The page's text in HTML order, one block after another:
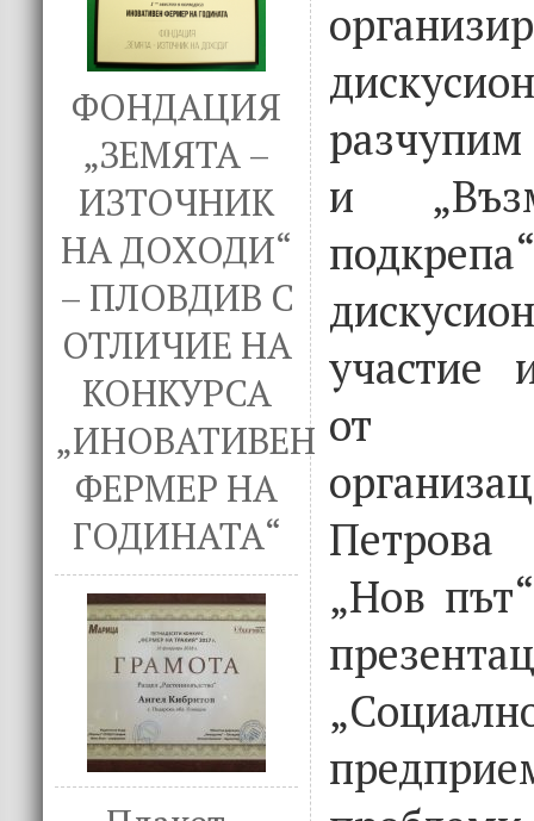
ФОНДАЦИЯ
„ЗЕМЯТА –
ИЗТОЧНИК
НА ДОХОДИ“
– ПЛОВДИВ С
ОТЛИЧИЕ НА
КОНКУРСА
„ИНОВАТИВЕН
ФЕРМЕР НА
ГОДИНАТА“
и
участие
от
Петрова
„Нов